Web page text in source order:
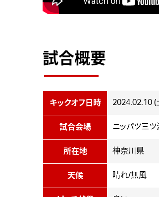
試合概要
キックオフ日時 2024.02.10 (
試合会場 ニッパツ三
所在地 神奈川県
天候 晴れ/無風